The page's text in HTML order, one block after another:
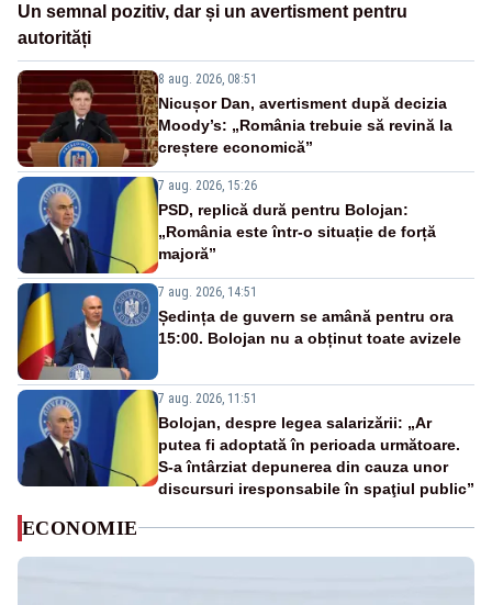
Un semnal pozitiv, dar și un avertisment pentru
autorități
8 aug. 2026, 08:51
Nicușor Dan, avertisment după decizia
Moody’s: „România trebuie să revină la
creștere economică”
7 aug. 2026, 15:26
PSD, replică dură pentru Bolojan:
„România este într-o situație de forță
majoră”
7 aug. 2026, 14:51
Ședința de guvern se amână pentru ora
15:00. Bolojan nu a obținut toate avizele
7 aug. 2026, 11:51
Bolojan, despre legea salarizării: „Ar
putea fi adoptată în perioada următoare.
S-a întârziat depunerea din cauza unor
discursuri iresponsabile în spaţiul public”
ECONOMIE